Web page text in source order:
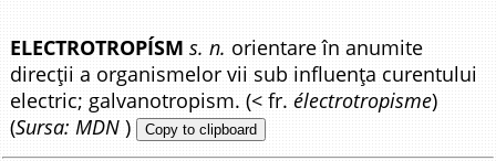
ELECTROTROPÍSM s. n. orientare în anumite
direcții a organismelor vii sub influența curentului
electric; galvanotropism. (< fr.électrotropisme)
(Sursa: MDN ) Copy to clipboard